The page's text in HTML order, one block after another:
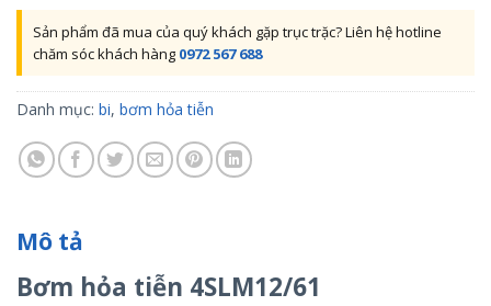
Sản phẩm đã mua của quý khách gặp trục trặc? Liên hệ hotline
chăm sóc khách hàng 0972 567 688
Danh mục: bi, bơm hỏa tiễn
Mô tả
Bơm hỏa tiễn 4SLM12/61